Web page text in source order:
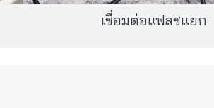
เชื่อมต่อแฟลชแยก